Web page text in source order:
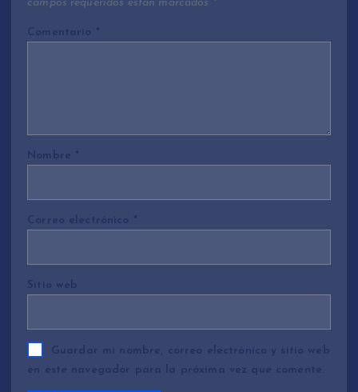
campos requeridos están marcados *
Comentario *
Nombre *
Correo electrónico *
Sitio web
Guardar mi nombre, correo electrónico y sitio web
en este navegador para la próxima vez que comente.